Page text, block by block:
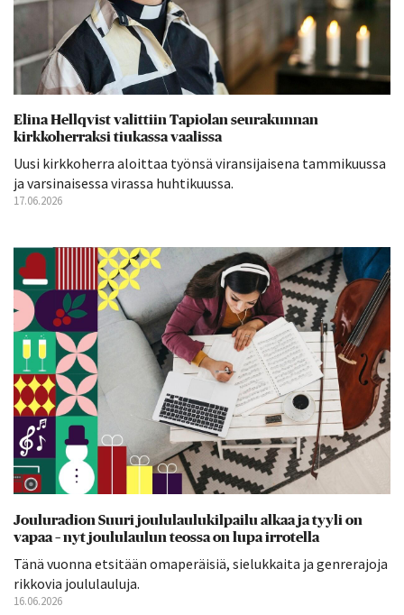
Elina Hellqvist valittiin Tapiolan seurakunnan
kirkkoherraksi tiukassa vaalissa
Uusi kirkkoherra aloittaa työnsä viransijaisena tammikuussa
ja varsinaisessa virassa huhtikuussa.
17.06.2026
Jouluradion Suuri joululaulukilpailu alkaa ja tyyli on
vapaa – nyt joululaulun teossa on lupa irrotella
Tänä vuonna etsitään omaperäisiä, sielukkaita ja genrerajoja
rikkovia joululauluja.
16.06.2026